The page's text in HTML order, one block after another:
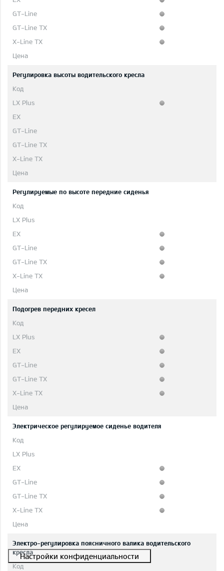
Регулировка высоты водительского кресла
Регулируемые по высоте передние сиденья
Подогрев передних кресел
Электрическое регулируемое сиденье водителя
Электро-регулировка поясничного валика водительского
кресла